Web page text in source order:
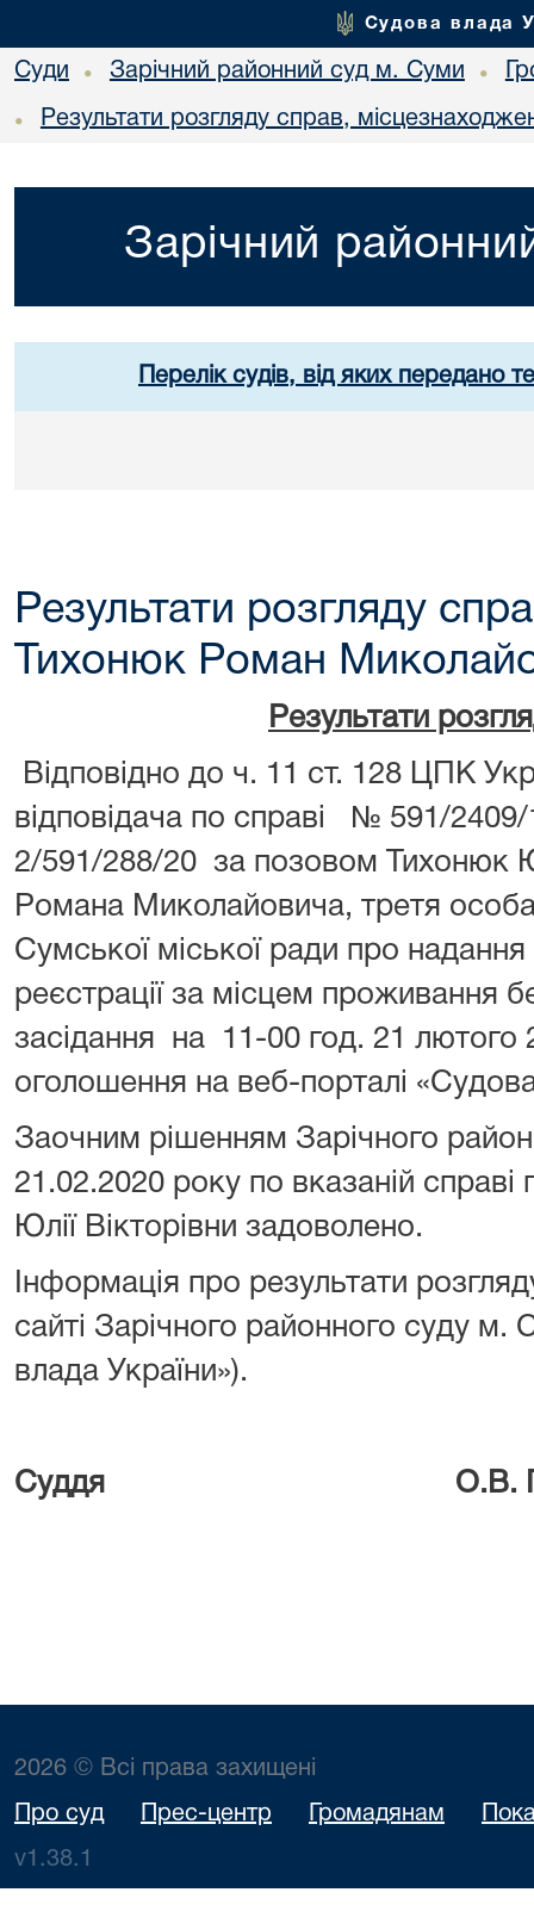
Судова влада
Суди • Зарічний районний суд м. Суми •
• Результати розгляду справ,
Зарічний
Перелік судів, від яких передано
Результати розгляду
Тихонюк Роман
Результати
Відповідно до ч. 11 ст. 128 ЦПК
відповідача по справі № 591/
2/591/288/20 за позовом Тихонюк
Романа Миколайовича, третя
Сумської міської ради про
реєстрації за місцем проживання
засідання на 11-00 год. 21 лютого
оголошення на веб-порталі
Заочним рішенням Зарічного
21.02.2020 року по вказаній
Юлії Вікторівни задоволено.
Інформація про результати
сайті Зарічного районного суду
влада України»).
Суддя О.В.
2026 © Всі права захищені
Про суд Прес-центр Громадянам
v1.38.1